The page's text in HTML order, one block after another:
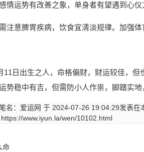
情运势有改善之象，单身者有望遇到心
注意脾胃疾病，饮食宜清淡规律。加强体
11日出生之人，命格偏财，财运较佳，
势稳中有吉，但需防小人作祟，脚踏实地
名：爱运网 于 2024-07-26 19:04:29发表在
https://www.iyun.la/wen/10102.html
命